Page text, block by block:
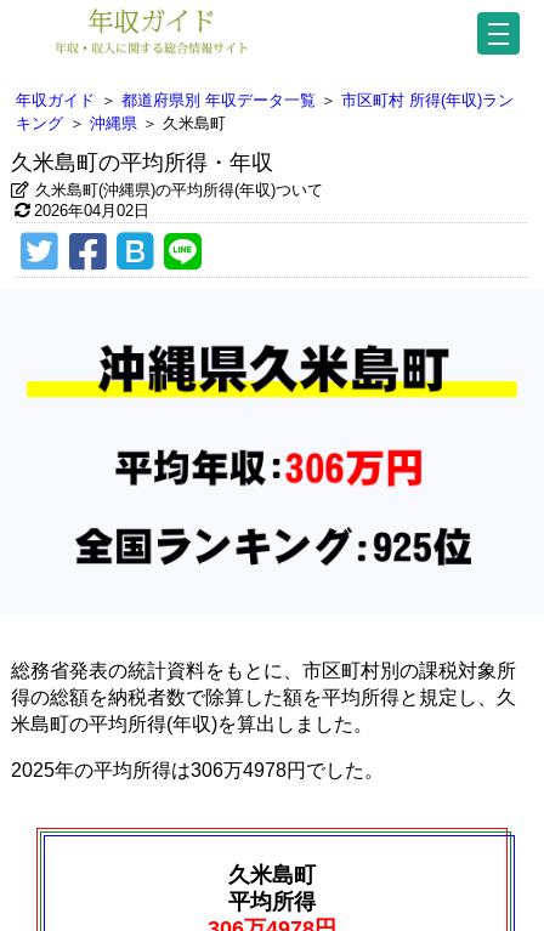
年収ガイド ＞ 都道府県別 年収データ一覧 ＞ 市区町村 所得(年収)ラン
キング ＞ 沖縄県 ＞ 久米島町
久米島町の平均所得・年収
久米島町(沖縄県)の平均所得(年収)ついて
2026年04月02日
総務省発表の統計資料をもとに、市区町村別の課税対象所
得の総額を納税者数で除算した額を平均所得と規定し、久
米島町の平均所得(年収)を算出しました。
2025年の平均所得は306万4978円でした。
久米島町
平均所得